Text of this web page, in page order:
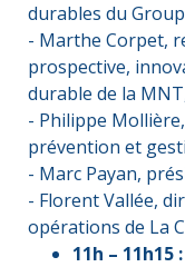
durables du
- Marthe Corpet,
prospective,
durable de la
- Philippe
prévention et
- Marc Payan,
- Florent Vallée,
opérations de La
11h –